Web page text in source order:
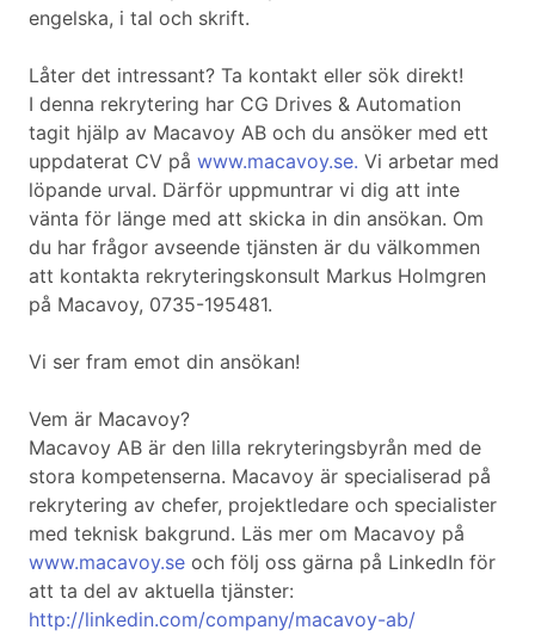
engelska, i tal och skrift.
Låter det intressant? Ta kontakt eller sök direkt!
I denna rekrytering har CG Drives & Automation
tagit hjälp av Macavoy AB och du ansöker med ett
uppdaterat CV på www.macavoy.se. Vi arbetar med
löpande urval. Därför uppmuntrar vi dig att inte
vänta för länge med att skicka in din ansökan. Om
du har frågor avseende tjänsten är du välkommen
att kontakta rekryteringskonsult Markus Holmgren
på Macavoy, 0735-195481.
Vi ser fram emot din ansökan!
Vem är Macavoy?
Macavoy AB är den lilla rekryteringsbyrån med de
stora kompetenserna. Macavoy är specialiserad på
rekrytering av chefer, projektledare och specialister
med teknisk bakgrund. Läs mer om Macavoy på
www.macavoy.se och följ oss gärna på LinkedIn för
att ta del av aktuella tjänster:
http://linkedin.com/company/macavoy-ab/